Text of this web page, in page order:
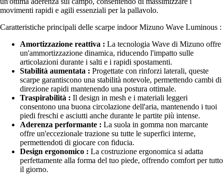
movimenti rapidi e agili essenziali per la pallavolo.
Caratteristiche principali delle scarpe indoor Mizuno Wave Luminous :
Amortizzazione reattiva : La tecnologia Wave di Mizuno offre
un'ammortizzazione dinamica, riducendo l'impatto sulle
articolazioni durante i salti e i rapidi spostamenti.
Stabilità aumentata : Progettate con rinforzi laterali, queste
scarpe garantiscono una stabilità notevole, permettendo cambi di
direzione rapidi mantenendo una postura ottimale.
Traspirabilità : Il design in mesh e i materiali leggeri
consentono una buona circolazione dell'aria, mantenendo i tuoi
piedi freschi e asciutti anche durante le partite più intense.
Aderenza performante : La suola in gomma non marcante
offre un'eccezionale trazione su tutte le superfici interne,
permettendoti di giocare con fiducia.
Design ergonomico : La costruzione ergonomica si adatta
perfettamente alla forma del tuo piede, offrendo comfort per tutto
il giorno.